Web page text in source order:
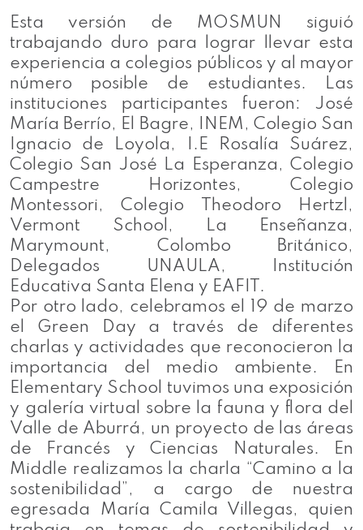
Esta versión de MOSMUN siguió
trabajando duro para lograr llevar esta
experiencia a colegios públicos y al mayor
número posible de estudiantes. Las
instituciones participantes fueron: José
María Berrío, El Bagre, INEM, Colegio San
Ignacio de Loyola, I.E Rosalía Suárez,
Colegio San José La Esperanza, Colegio
Campestre Horizontes, Colegio
Montessori, Colegio Theodoro Hertzl,
Vermont School, La Enseñanza,
Marymount, Colombo Británico,
Delegados UNAULA, Institución
Educativa Santa Elena y EAFIT.
Por otro lado, celebramos el 19 de marzo
el Green Day a través de diferentes
charlas y actividades que reconocieron la
importancia del medio ambiente. En
Elementary School tuvimos una exposición
y galería virtual sobre la fauna y flora del
Valle de Aburrá, un proyecto de las áreas
de Francés y Ciencias Naturales. En
Middle realizamos la charla “Camino a la
sostenibilidad”, a cargo de nuestra
egresada María Camila Villegas, quien